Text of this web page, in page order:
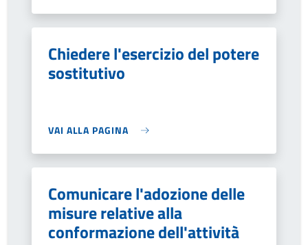
Chiedere l'esercizio del potere
sostitutivo
VAI ALLA PAGINA
Comunicare l'adozione delle
misure relative alla
conformazione dell'attività